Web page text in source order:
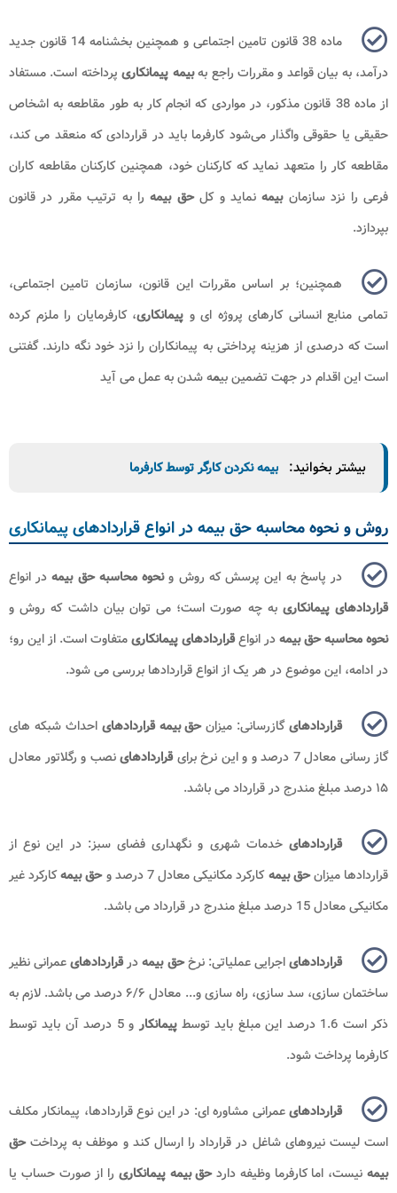
ماده 38 قانون تامین اجتماعی و همچنین بخشنامه 14 قانون جدید
درآمد، به بیان قواعد و مقررات راجع بهبیمه پیمانکاریپرداخته است. مستفاد
از ماده 38 قانون مذکور، در مواردی که انجام کار به طور مقاطعه به اشخاص
حقیقی یا حقوقی واگذار می‌شود کارفرما باید در قراردادی که منعقد می ‌کند،
مقاطعه کار‌ را متعهد نماید که کارکنان خود، همچنین کارکنان مقاطعه‌ کاران
فرعی را نزد سازمانبیمه نماید و کلحق بیمه را به ترتیب مقرر در قانون
‌بپردازد.
همچنین؛ بر اساس مقررات این قانون، سازمان تامین اجتماعی،
تمامی منابع انسانی کارهای پروژه ‌ای و پیمانکاری، کارفرمایان را ملزم کرده
است که درصدی از هزینه پرداختی به پیمانکاران را نزد خود نگه دارند. گفتنی
است این اقدام در جهت تضمین بیمه شدن به عمل می آید
بیشتر بخوانید: بیمه نکردن کارگر توسط کارفرما
روش و نحوه محاسبه حق بیمه در انواع قراردادهای پیمانکاری
در پاسخ به این پرسش که روش ونحوه محاسبه حق بیمه در انواع
قراردادهای پیمانکاریبه چه صورت است؛ می توان بیان داشت که روش و
نحوه محاسبه حق بیمهدر انواعقراردادهای پیمانکاریمتفاوت است. از این رو؛
در ادامه، این موضوع در هر یک از انواع قراردادها بررسی می شود.
قراردادهایگازرسانی: میزانحق بیمه قراردادهایاحداث شبکه های
گاز رسانی معادل 7 درصد و و این نرخ برای
قراردادهاینصب و رگلاتور معادل
۱۵ درصد مبلغ مندرج در قرارداد می باشد.
قراردادهایخدمات شهری و نگهداری فضای سبز: در این نوع از
قراردادها میزانحق بیمهکارکرد مکانیکی معادل 7 درصد و حق بیمهکارکرد غیر
مکانیکی معادل 15 درصد مبلغ مندرج در قرارداد می باشد.
قراردادهایاجرایی عملیاتی: نرخحق بیمهدرقراردادهایعمرانی نظیر
ساختمان سازی، سد سازی، راه سازی و... معادل ۶/۶ درصد می باشد. لازم به
ذکر است 1.6 درصد این مبلغ باید توسط
پیمانکار
و 5 درصد آن باید توسط
کارفرما پرداخت شود.
قراردادهایعمرانی مشاوره ای: در این نوع قراردادها، پیمانکار مکلف
است لیست نیروهای شاغل در قرارداد را ارسال کند و موظف به پرداختحق
بیمه نیست، اما کارفرما وظیفه داردحق بیمه پیمانکاری را از صورت‌ حساب یا